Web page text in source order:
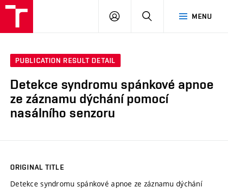
MENU
LOG
SEARCH
PUBLICATION RESULT DETAIL
Detekce syndromu spánkové apnoe
ze záznamu dýchání pomocí
nasálního senzoru
ORIGINAL TITLE
Detekce syndromu spánkové apnoe ze záznamu dýchání